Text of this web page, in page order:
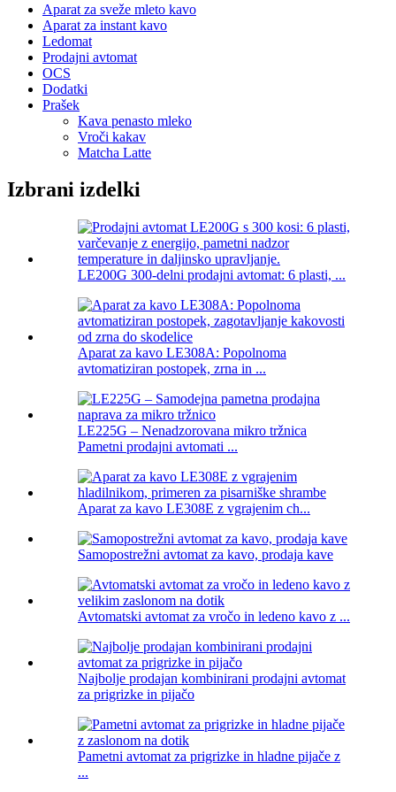
Aparat za sveže mleto kavo
Aparat za instant kavo
Ledomat
Prodajni avtomat
OCS
Dodatki
Prašek
Kava penasto mleko
Vroči kakav
Matcha Latte
Izbrani izdelki
LE200G 300-delni prodajni avtomat: 6 plasti, ...
Aparat za kavo LE308A: Popolnoma
avtomatiziran postopek, zrna in ...
LE225G – Nenadzorovana mikro tržnica
Pametni prodajni avtomati ...
Aparat za kavo LE308E z vgrajenim ch...
Samopostrežni avtomat za kavo, prodaja kave
Avtomatski avtomat za vročo in ledeno kavo z ...
Najbolje prodajan kombinirani prodajni avtomat
za prigrizke in pijačo
Pametni avtomat za prigrizke in hladne pijače z
...